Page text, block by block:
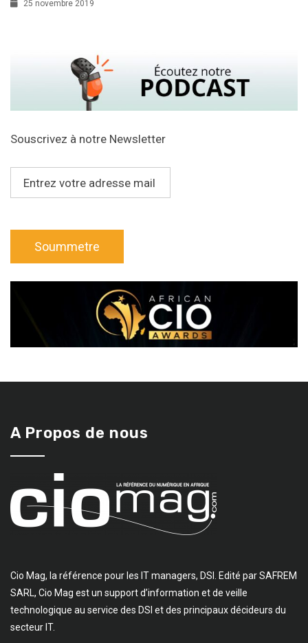
25 novembre 2019
Souscrivez à notre Newsletter
A Propos de nous
Cio Mag, la référence pour les IT managers, DSI. Edité par SAFREM
SARL, Cio Mag est un support d’information et de veille
technologique au service des DSI et des principaux décideurs du
secteur IT.